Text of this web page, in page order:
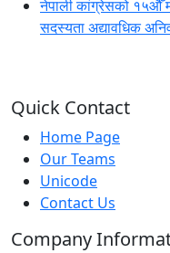
नेपाली कांग्रेसको १५औँ
सदस्यता अद्यावधिक
Quick Contact
Home Page
Our Teams
Unicode
Contact Us
Company